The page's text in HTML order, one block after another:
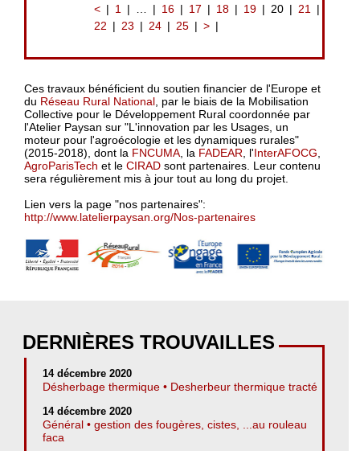
< 1 … 16 17 18 19 20
21
22
23 24 25 >
Ces travaux bénéficient du soutien financier de l'Europe et
du Réseau Rural National, par le biais de la Mobilisation
Collective pour le Développement Rural coordonnée par
l'Atelier Paysan sur "L'innovation par les Usages, un
moteur pour l'agroécologie et les dynamiques rurales"
(2015-2018), dont la FNCUMA, la FADEAR, l'InterAFOCG,
AgroParisTech et le CIRAD sont partenaires. Leur contenu
sera régulièrement mis à jour tout au long du projet.
Lien vers la page "nos partenaires":
http://www.latelierpaysan.org/Nos-partenaires
DERNIÈRES TROUVAILLES
14 décembre 2020
Désherbage thermique • Desherbeur thermique tracté
14 décembre 2020
Général • gestion des fougères, cistes, ...au rouleau
faca